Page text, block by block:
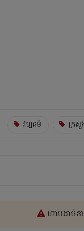
វប្បធម៌ ក្រសួ
ហាមដាច់ខ